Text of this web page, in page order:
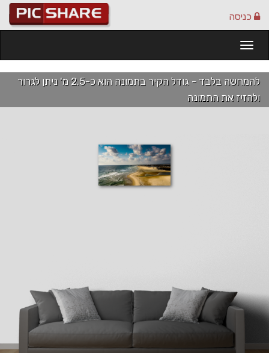
כניסה
להמחשה בלבד - גודל הקיר בתמונה הוא כ-2.5 מ' ניתן לגרור
ולהזיז את התמונה